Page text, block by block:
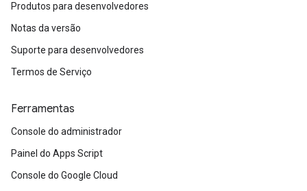
Produtos para desenvolvedores
Notas da versão
Suporte para desenvolvedores
Termos de Serviço
Ferramentas
Console do administrador
Painel do Apps Script
Console do Google Cloud